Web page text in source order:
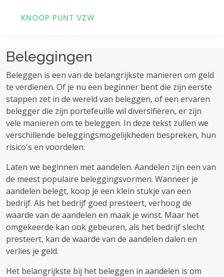
KNOOP PUNT VZW
Beleggingen
Beleggen is een van de belangrijkste manieren om geld
te verdienen. Of je nu een beginner bent die zijn eerste
stappen zet in de wereld van beleggen, of een ervaren
belegger die zijn portefeuille wil diversifiëren, er zijn
vele manieren om te beleggen. In deze tekst zullen we
verschillende beleggingsmogelijkheden bespreken, hun
risico's en voordelen.
Laten we beginnen met aandelen. Aandelen zijn een van
de meest populaire beleggingsvormen. Wanneer je
aandelen belegt, koop je een klein stukje van een
bedrijf. Als het bedrijf goed presteert, verhoog de
waarde van de aandelen en maak je winst. Maar het
omgekeerde kan ook gebeuren, als het bedrijf slecht
presteert, kan de waarde van de aandelen dalen en
verlies je geld.
Het belangrijkste bij het beleggen in aandelen is om